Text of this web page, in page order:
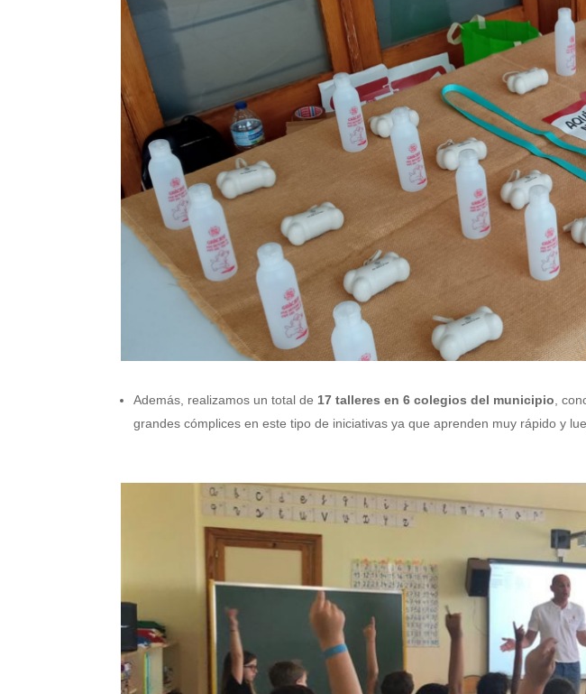
Además, realizamos un total de 17 talleres en 6 colegios del municipio ,
grandes cómplices en este tipo de iniciativas ya que aprenden muy rápido y